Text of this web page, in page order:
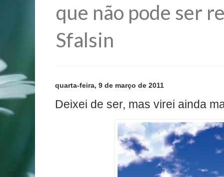
que não pode ser
Sfalsin
quarta-feira, 9 de março de 2011
Deixei de ser, mas virei ainda